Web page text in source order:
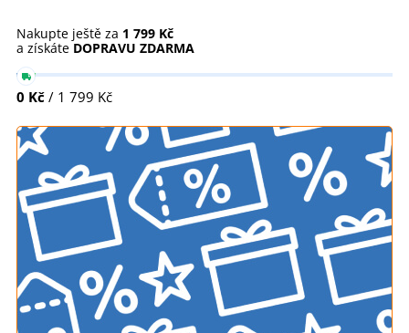
Nakupte ještě za 1 799 Kč
a získáte DOPRAVU ZDARMA
0 Kč / 1 799 Kč